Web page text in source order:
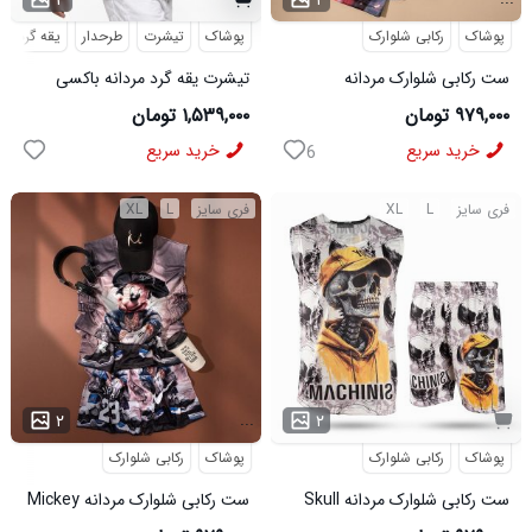
پوشاک تیشرت طرحدار یقه گرد
تیشرت یقه گرد مردانه باکسی
طرحدار مچینست سبز
Balenciaga مدل 50944
۱,۵۳۹,۰۰۰ تومان
خرید سریع
پوشاک رکابی شلوارک
ست رکابی شلوارک مردانه
Lion_Black مدل 3997
۹۷۹,۰۰۰ تومان
خرید سریع 6
فری سایز L
XL
۲ ...
پوشاک رکابی شلوارک
ست رکابی شلوارک مردانه Mickey
فری سایز L
XL
۲
پوشاک رکابی شلوارک
ست رکابی شلوارک مردانه Skull